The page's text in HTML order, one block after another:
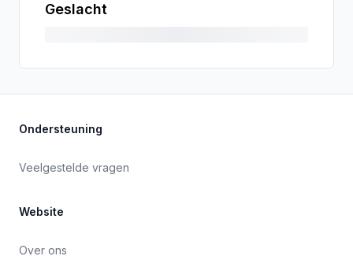
Geslacht
Ondersteuning
Veelgestelde vragen
Website
Over ons